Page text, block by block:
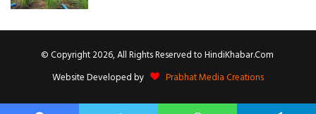
© Copyright 2026, All Rights Reserved to HindiKhabar.Com
Website Developed by
Prabhat Media Creations